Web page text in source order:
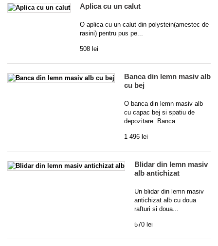
Aplica cu un calut
O aplica cu un calut din polystein(amestec de
rasini) pentru pus pe...
508 lei
Banca din lemn masiv alb
cu bej
O banca din lemn masiv alb
cu capac bej si spatiu de
depozitare. Banca...
1 496 lei
Blidar din lemn masiv
alb antichizat
Un blidar din lemn masiv
antichizat alb cu doua
rafturi si doua...
570 lei